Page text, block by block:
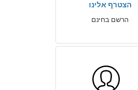
הצטרף אלינו
הרשם בחינם